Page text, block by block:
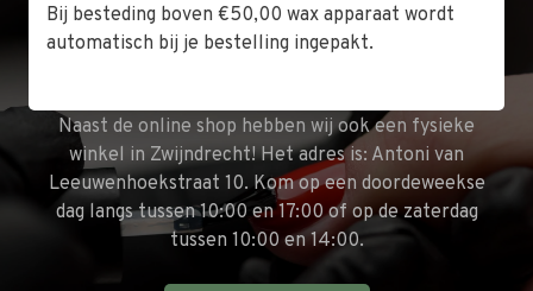
Naast de online shop hebben wij ook een fysieke
winkel in Zwijndrecht! Het adres is: Antoni van
Leeuwenhoekstraat 10. Kom op een doordeweekse
dag langs tussen 10:00 en 17:00 of op de zaterdag
tussen 10:00 en 14:00.
Bij besteding boven €50,00 wax apparaat wordt
automatisch bij je bestelling ingepakt.